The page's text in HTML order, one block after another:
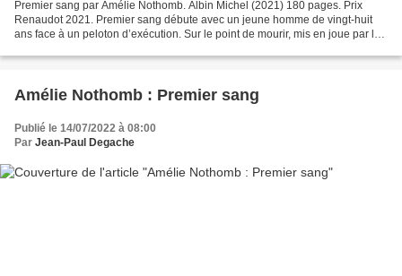
Premier sang par Amélie Nothomb. Albin Michel (2021) 180 pages. Prix
Renaudot 2021. Premier sang débute avec un jeune homme de vingt-huit
ans face à un peloton d’exécution. Sur le point de mourir, mis en joue par les
Amélie Nothomb : Premier sang
Publié le 14/07/2022 à 08:00
Par Jean-Paul Degache